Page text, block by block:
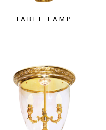
TABLE LAMP